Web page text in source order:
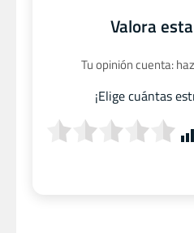
Valora
Tu opinión cuenta:
¡Elige cuántas